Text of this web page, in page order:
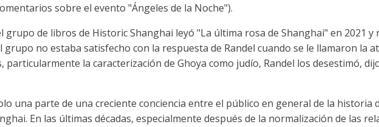
sobre el evento "Ángeles de la Noche").
grupo de libros de Historic Shanghai leyó "La última rosa de Shanghai" en 2021 y
grupo no estaba satisfecho con la respuesta de Randel cuando se le llamaron la
particularmente la caracterización de Ghoya como judío, Randel los desestimó,
una parte de una creciente conciencia entre el público en general de la historia
En las últimas décadas, especialmente después de la normalización de las